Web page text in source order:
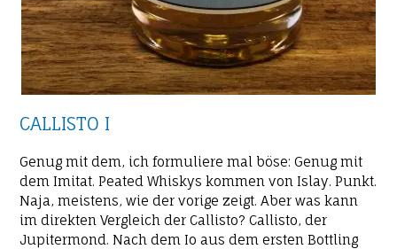
CALLISTO I
Genug mit dem, ich formuliere mal böse: Genug mit
dem Imitat. Peated Whiskys kommen von Islay. Punkt.
Naja, meistens, wie der vorige zeigt. Aber was kann
im direkten Vergleich der Callisto? Callisto, der
Jupitermond. Nach dem Io aus dem ersten Bottling